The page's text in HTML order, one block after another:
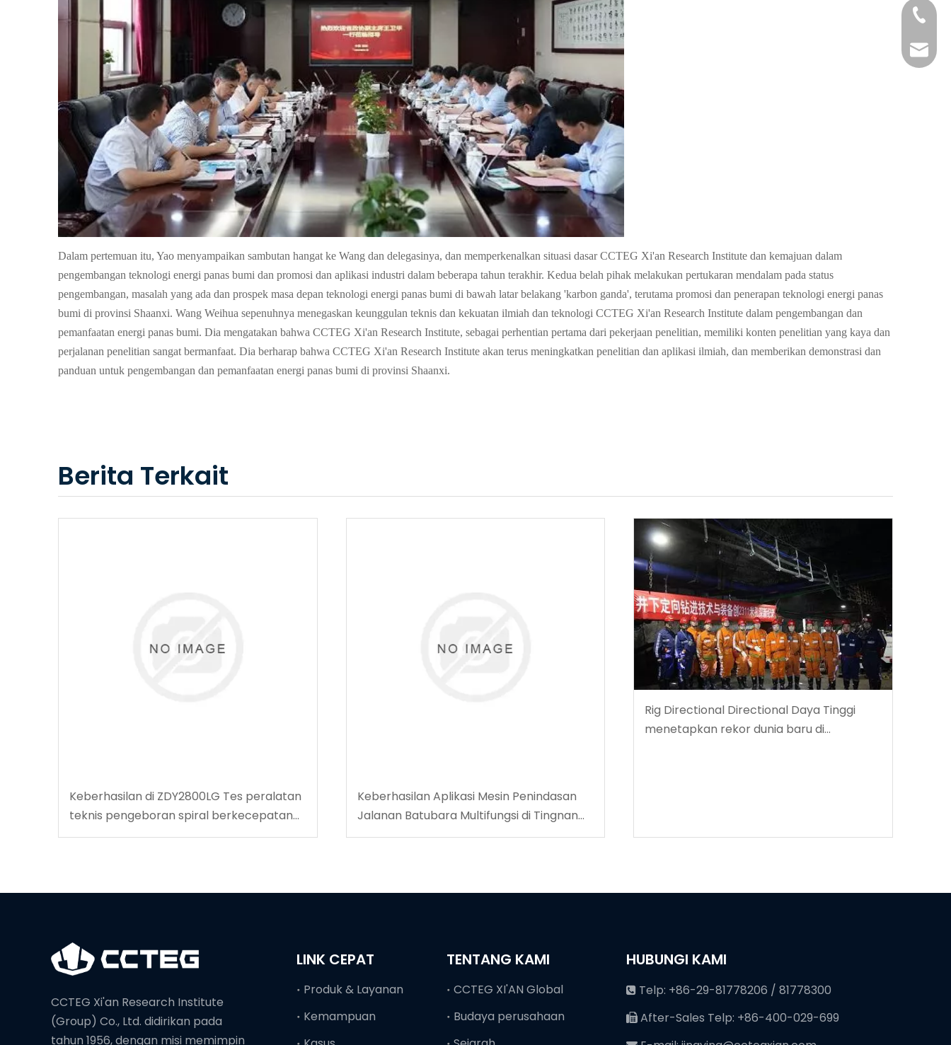
Dalam pertemuan itu, Yao menyampaikan sambutan hangat ke Wang dan delegasinya, dan memperkenalkan situasi dasar CCTEG Xi'an Research Institute dan kemajuan dalam
pengembangan teknologi energi panas bumi dan promosi dan aplikasi industri dalam beberapa tahun terakhir. Kedua belah pihak melakukan pertukaran mendalam pada status
pengembangan, masalah yang ada dan prospek masa depan teknologi energi panas bumi di bawah latar belakang 'karbon ganda', terutama promosi dan penerapan teknologi energi panas
bumi di provinsi Shaanxi. Wang Weihua sepenuhnya menegaskan keunggulan teknis dan kekuatan ilmiah dan teknologi CCTEG Xi'an Research Institute dalam pengembangan dan
pemanfaatan energi panas bumi. Dia mengatakan bahwa CCTEG Xi'an Research Institute, sebagai perhentian pertama dari pekerjaan penelitian, memiliki konten penelitian yang kaya dan
perjalanan penelitian sangat bermanfaat. Dia berharap bahwa CCTEG Xi'an Research Institute akan terus meningkatkan penelitian dan aplikasi ilmiah, dan memberikan demonstrasi dan
panduan untuk pengembangan dan pemanfaatan energi panas bumi di provinsi Shaanxi.
Berita Terkait
Keberhasilan di ZDY2800LG Tes peralatan
teknis pengeboran spiral berkecepatan
tinggi
Keberhasilan Aplikasi Mesin Penindasan
Jalanan Batubara Multifungsi di Tingnan
Coalmine
Rig Directional Directional Daya Tinggi
menetapkan rekor dunia baru di
CCTEG Xi'an Research Institute
(Group) Co., Ltd. didirikan pada
tahun 1956, dengan misi memimpin
LINK CEPAT
Produk & Layanan
Kemampuan
TENTANG KAMI
CCTEG XI'AN Global
Budaya perusahaan
+86-
+86-
HUBUNGI KAMI
 Telp: +86-29-81778206 / 81778300
 After-Sales Telp: +86-400-029-699